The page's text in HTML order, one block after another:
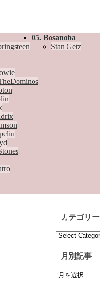
05. Bosanoba
Stan Getz
カテゴリー
カ
ゴ
ー
月別記事
月